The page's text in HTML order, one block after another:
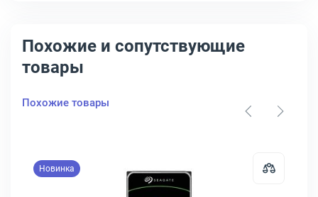
Похожие и сопутствующие
товары
Похожие товары
Новинка